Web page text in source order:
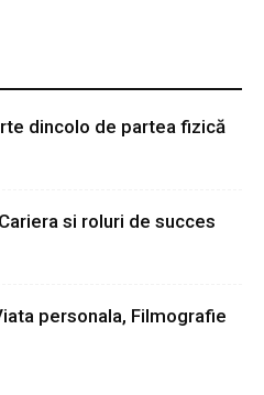
dincolo de partea fizică
si roluri de succes
personala, Filmografie